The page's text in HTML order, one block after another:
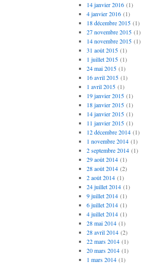
14 janvier 2016(1)
4 janvier 2016(1)
18 décembre 2015(1)
27 novembre 2015(1)
14 novembre 2015(1)
31 août 2015(1)
1 juillet 2015(1)
24 mai 2015(1)
16 avril 2015(1)
1 avril 2015(1)
19 janvier 2015(1)
18 janvier 2015(1)
14 janvier 2015(1)
11 janvier 2015(1)
12 décembre 2014(1)
1 novembre 2014(1)
2 septembre 2014(1)
29 août 2014(1)
28 août 2014(2)
2 août 2014(1)
24 juillet 2014(1)
9 juillet 2014(1)
6 juillet 2014(1)
4 juillet 2014(1)
28 mai 2014(1)
28 avril 2014(2)
22 mars 2014(1)
20 mars 2014(1)
1 mars 2014(1)